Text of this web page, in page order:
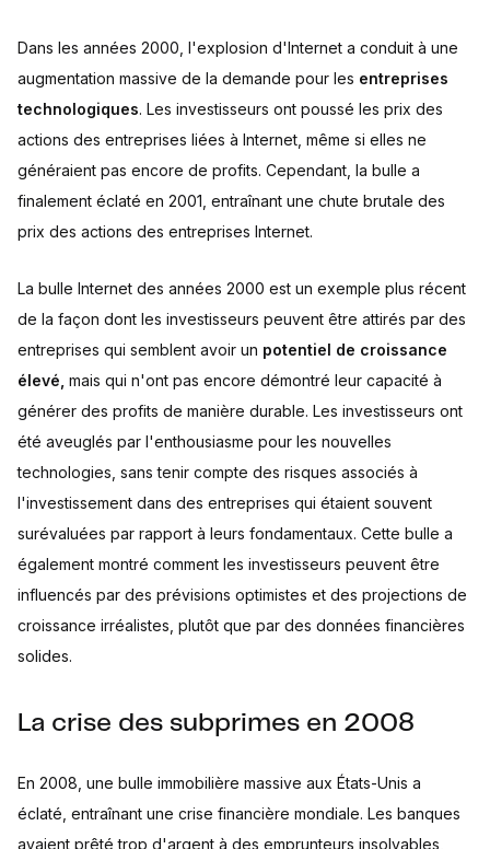
Dans les années 2000, l'explosion d'Internet a conduit à une
augmentation massive de la demande pour les entreprises
technologiques. Les investisseurs ont poussé les prix des
actions des entreprises liées à Internet, même si elles ne
généraient pas encore de profits. Cependant, la bulle a
finalement éclaté en 2001, entraînant une chute brutale des
prix des actions des entreprises Internet.
La bulle Internet des années 2000 est un exemple plus récent
de la façon dont les investisseurs peuvent être attirés par des
entreprises qui semblent avoir un potentiel de croissance
élevé, mais qui n'ont pas encore démontré leur capacité à
générer des profits de manière durable. Les investisseurs ont
été aveuglés par l'enthousiasme pour les nouvelles
technologies, sans tenir compte des risques associés à
l'investissement dans des entreprises qui étaient souvent
surévaluées par rapport à leurs fondamentaux. Cette bulle a
également montré comment les investisseurs peuvent être
influencés par des prévisions optimistes et des projections de
croissance irréalistes, plutôt que par des données financières
solides.
La crise des subprimes en 2008
En 2008, une bulle immobilière massive aux États-Unis a
éclaté, entraînant une crise financière mondiale. Les banques
avaient prêté trop d'argent à des emprunteurs insolvables,